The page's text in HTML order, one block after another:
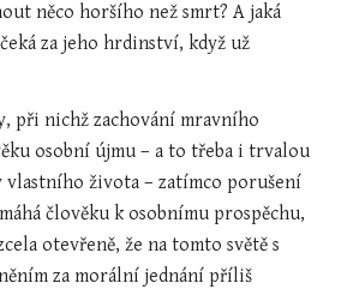
něco horšího než smrt? A jaká
za jeho hrdinství, když už
při nichž zachování mravního
osobní újmu – a to třeba i trvalou
vlastního života – zatímco porušení
člověku k osobnímu prospěchu,
otevřeně, že na tomto světě s
za morální jednání příliš